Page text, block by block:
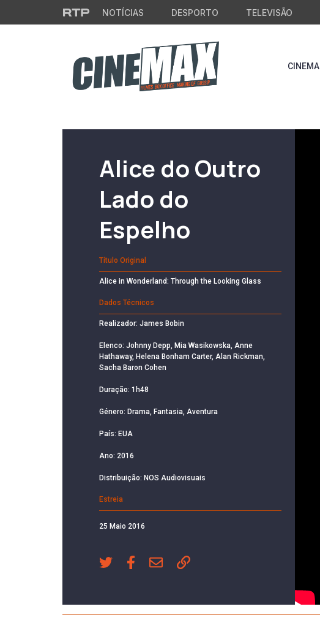
Saltar para o conteúdo principal
NOTÍCIAS DESPORTO TELEVISÃO
CINEMA
Alice do Outro
Lado do
Espelho
Título Original
Alice in Wonderland: Through the Looking Glass
Dados Técnicos
Realizador: James Bobin
Elenco: Johnny Depp, Mia Wasikowska, Anne
Hathaway, Helena Bonham Carter, Alan Rickman,
Sacha Baron Cohen
Duração: 1h48
Género: Drama, Fantasia, Aventura
País: EUA
Ano: 2016
Distribuição: NOS Audiovisuais
Estreia
25 Maio 2016